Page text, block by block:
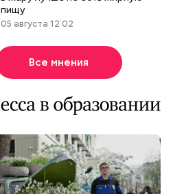
пищу
05 августа 12:02
Все мнения